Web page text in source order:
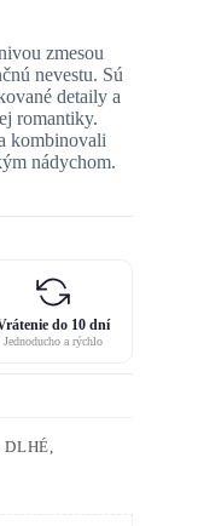
zmesou
nevestu. Sú
detaily a
romantiky.
kombinovali
nádychom.
do 10 dní
Jednoducho a rýchlo